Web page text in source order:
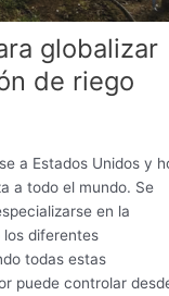
globalizar
de riego
a Estados Unidos y
a todo el mundo. Se
en la
diferentes
todas estas
puede controlar